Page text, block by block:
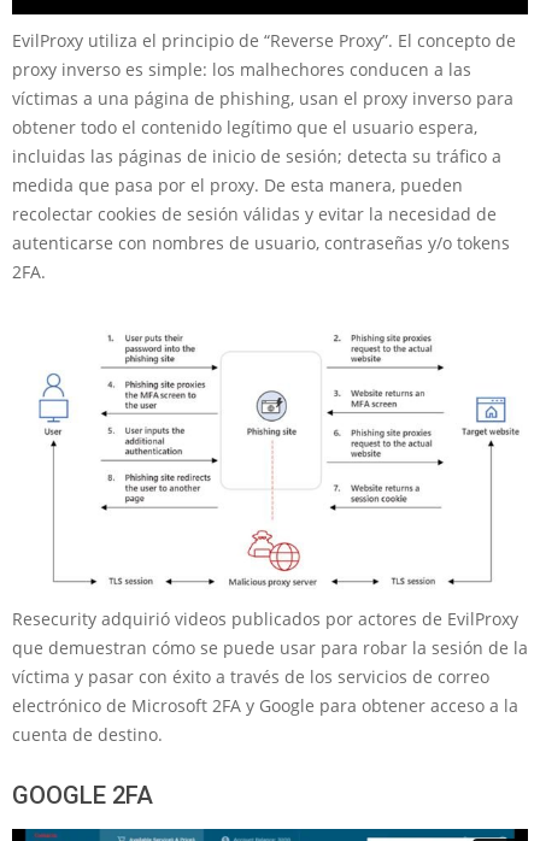
EvilProxy utiliza el principio de “Reverse Proxy”. El concepto de
proxy inverso es simple: los malhechores conducen a las
víctimas a una página de phishing, usan el proxy inverso para
obtener todo el contenido legítimo que el usuario espera,
incluidas las páginas de inicio de sesión; detecta su tráfico a
medida que pasa por el proxy. De esta manera, pueden
recolectar cookies de sesión válidas y evitar la necesidad de
autenticarse con nombres de usuario, contraseñas y/o tokens
2FA.
Resecurity adquirió videos publicados por actores de EvilProxy
que demuestran cómo se puede usar para robar la sesión de la
víctima y pasar con éxito a través de los servicios de correo
electrónico de Microsoft 2FA y Google para obtener acceso a la
cuenta de destino.
GOOGLE 2FA